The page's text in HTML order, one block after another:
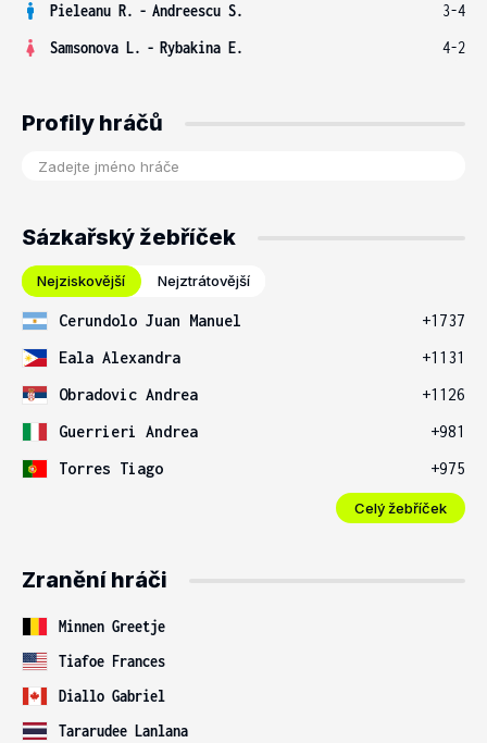
Pieleanu R. - Andreescu S.
3-4
Samsonova L. - Rybakina E. 4-2
Profily hráčů
Sázkařský žebříček
Nejziskovější Nejztrátovější
Cerundolo Juan Manuel
+1737
Eala Alexandra
+1131
Obradovic Andrea
+1126
Guerrieri Andrea
+981
Torres Tiago
+975
Celý žebříček
Zranění hráči
Minnen Greetje
Tiafoe Frances
Diallo Gabriel
Tararudee Lanlana